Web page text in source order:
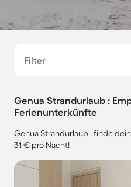
Filter
Genua Strandurlaub :
Ferienunterkünfte
Genua Strandurlaub : finde
31 € pro Nacht!